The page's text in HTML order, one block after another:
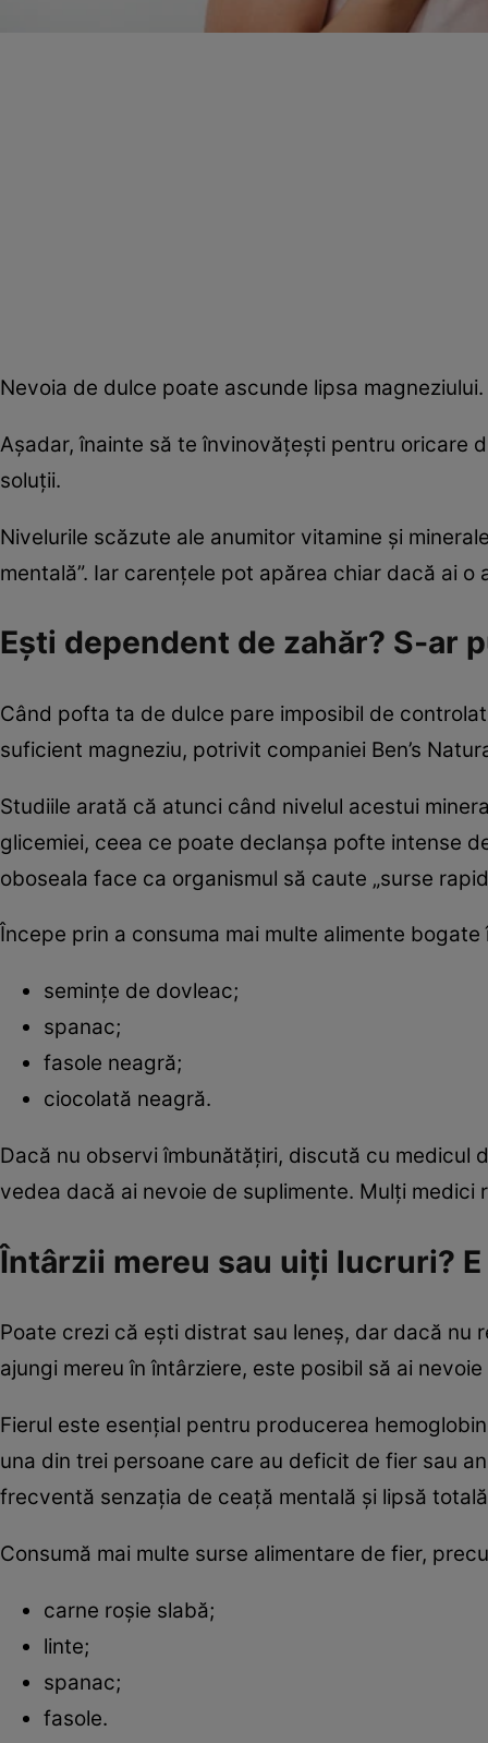
Nevoia de dulce poate ascunde lipsa
Așadar, înainte să te învinovățești pentru oricare
soluții.
Nivelurile scăzute ale anumitor vitamine și
mentală”. Iar carențele pot apărea chiar dacă ai
Ești dependent de zahăr? S-ar
Când pofta ta de dulce pare imposibil de
suficient magneziu, potrivit companiei Ben’s
Studiile arată că atunci când nivelul acestui
glicemiei, ceea ce poate declanșa pofte intense
oboseala face ca organismul să caute „surse
Începe prin a consuma mai multe alimente
semințe de dovleac;
spanac;
fasole neagră;
ciocolată neagră.
Dacă nu observi îmbunătățiri, discută cu medicul
vedea dacă ai nevoie de suplimente. Mulți
Întârzii mereu sau uiți lucruri?
Poate crezi că ești distrat sau leneș, dar dacă nu
ajungi mereu în întârziere, este posibil să ai
Fierul este esențial pentru producerea
una din trei persoane care au deficit de fier sau
frecventă senzația de ceață mentală și lipsă
Consumă mai multe surse alimentare de fier,
carne roșie slabă;
linte;
spanac;
fasole.